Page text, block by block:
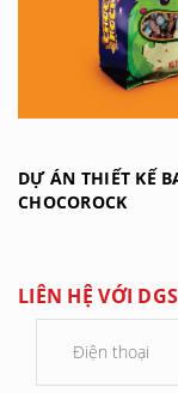
DỰ ÁN THIẾT KẾ
CHOCOROCK
LIÊN HỆ VỚI DGS